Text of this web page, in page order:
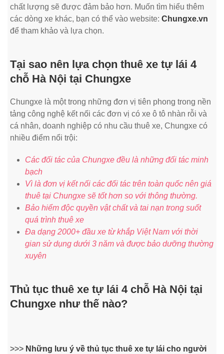
chất lượng sẽ được đảm bảo hơn. Muốn tìm hiểu thêm
các dòng xe khác, bạn có thể vào website: Chungxe.vn
để tham khảo và lựa chọn.
Tại sao nên lựa chọn thuê xe tự lái 4
chỗ Hà Nội tại Chungxe
Chungxe là một trong những đơn vị tiên phong trong nền
tảng công nghệ kết nối các đơn vị có xe ô tô nhàn rỗi và
cá nhân, doanh nghiệp có nhu cầu thuê xe, Chungxe có
nhiều điểm nổi trội:
Các đối tác của Chungxe đều là những đối tác minh
bạch
Vì là đơn vị kết nối các đối tác trên toàn quốc nên giá
thuê tại Chungxe sẽ tốt hơn so với thông thường.
Bảo hiểm độc quyền vật chất và tai nạn trong suốt
quá trình thuê xe
Đa dạng 2000+ đầu xe từ khắp Việt Nam với thời
gian sử dụng dưới 3 năm và được bảo dưỡng thường
xuyên
Thủ tục thuê xe tự lái 4 chỗ Hà Nội tại
Chungxe như thế nào?
>>> Những lưu ý về thủ tục thuê xe tự lái cho người